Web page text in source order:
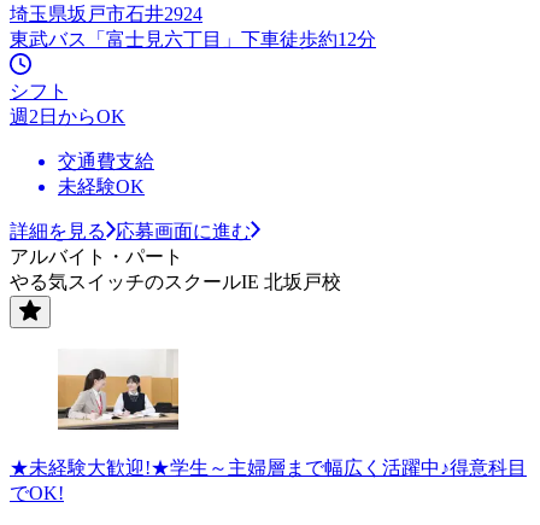
埼玉県坂戸市石井2924
東武バス「富士見六丁目」下車徒歩約12分
シフト
週2日からOK
交通費支給
未経験OK
詳細を見る
応募画面に進む
アルバイト・パート
やる気スイッチのスクールIE 北坂戸校
★未経験大歓迎!★学生～主婦層まで幅広く活躍中♪得意科目
でOK!